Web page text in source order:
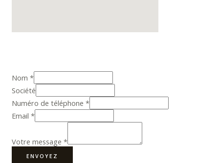
Nom *
Société
Numéro de téléphone *
Email *
Votre message *
ENVOYEZ